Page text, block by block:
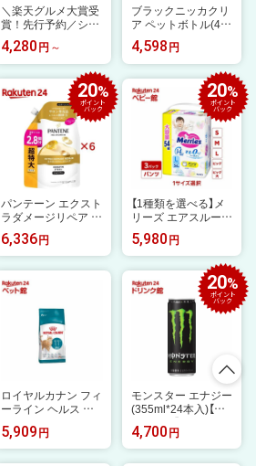
＼楽天グルメ大賞受
賞！先行予約／シャ
インマスカット 秀品
1.2kg 2房 ぶどう 送
料無料 山梨 長野産
産地厳選 皮ごと食べ
られる 種なし 大房
1房あたり約600g ブ
ドウ | 高糖度 シャイ
ン マスカット 甘い
果物 ギフト プレゼ
ント のし 贈答 旬の
味覚 フルーツ 2026
4,280 円
ブラックニッカクリ
ア ペットボトル(4L
（4000ml）)【ブラック
ニッカ】[アサヒビー
ル/ウイスキー/ブラ
ックニッカ]
4,598 円
パンテーン エクスト
ラダメージリペア シ
ャンプー 詰替 超特
大(860ml*6袋セッ
ト)【PANTENE(パン
テーン)】
6,336円
20%
ポイント
バック
【1種類を選べる】メ
リーズ エアスルー
パンツ 梱販販売用(3
袋入×1箱)【メリー
ズ】[おむつ オムツ 紙
おむつ 紙オムツ さ
らさらエアスルー]
5,980 円
20%
ポイント
バック
ロイヤルカナン フィ
ーライン ヘルス ニ
ュートリション エイ
ジング 11+(4kg)【ロ
イヤルカナン(ROYA
5,909 円
モンスター エナジー
(355ml*24本入)【モ
ンスター】[エナジー
ドリンク]
4,700 円
20%
ポイント
バック